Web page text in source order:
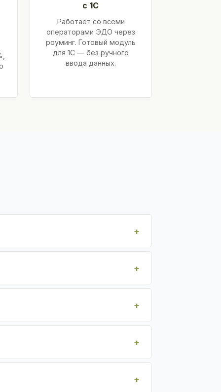
с 1С
Работает со всеми
операторами ЭДО через
роуминг. Готовый модуль
для 1С — без ручного
ввода данных.